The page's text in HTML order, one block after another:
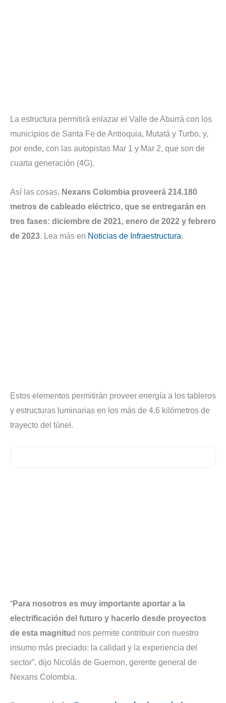
La estructura permitirá enlazar el Valle de Aburrá con los
municipios de Santa Fe de Antioquia, Mutatá y Turbo, y,
por ende, con las autopistas Mar 1 y Mar 2, que son de
cuarta generación (4G).
Así las cosas, Nexans Colombia proveerá 214.180
metros de cableado eléctrico, que se entregarán en
tres fases: diciembre de 2021, enero de 2022 y febrero
de 2023. Lea más en Noticias de Infraestructura.
Estos elementos permitirán proveer energía a los tableros
y estructuras luminarias en los más de 4,6 kilómetros de
trayecto del túnel.
“Para nosotros es muy importante aportar a la
electrificación del futuro y hacerlo desde proyectos
de esta magnitud nos permite contribuir con nuestro
insumo más preciado: la calidad y la experiencia del
sector”, dijo Nicolás de Guernon, gerente general de
Nexans Colombia.